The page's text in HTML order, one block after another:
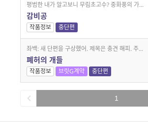
평범한 내가 알고보니 무림초고수? 중화풍의 가...
감비공
작품정보 중단편
좌백: 새 단편을 구상했어. 제목은 충견 해피. 주...
폐허의 개들
작품정보 브릿G계약 중단편
1